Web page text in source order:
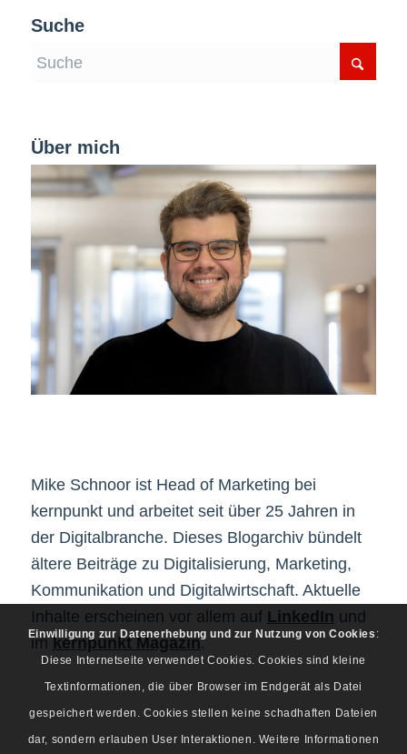
Suche
Über mich
Mike Schnoor ist Head of Marketing bei
kernpunkt und arbeitet seit über 25 Jahren in
der Digitalbranche. Dieses Blogarchiv bündelt
ältere Beiträge zu Digitalisierung, Marketing,
Kommunikation und Digitalwirtschaft. Aktuelle
Inhalte erscheinen vor allem auf LinkedIn und
imkernpunkt Magazin.
Einwilligung zur Datenerhebung und zur Nutzung von Cookies :
Diese Internetseite verwendet Cookies. Cookies sind kleine
Textinformationen, die über Browser im Endgerät als Datei
gespeichert werden. Cookies stellen keine schadhaften Dateien
dar, sondern erlauben User Interaktionen. Weitere Informationen